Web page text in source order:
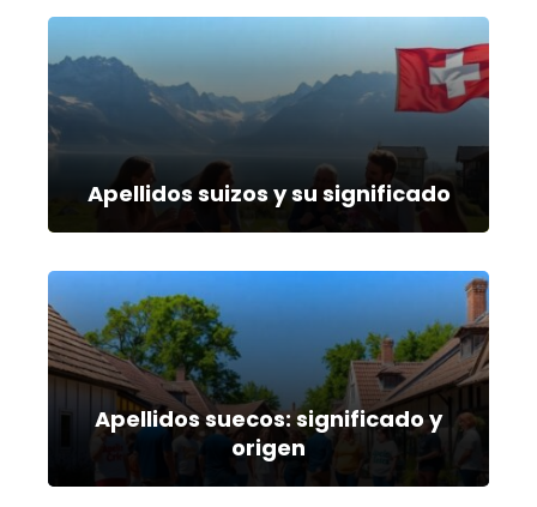
Apellidos suizos y su significado
Apellidos suecos: significado y
origen